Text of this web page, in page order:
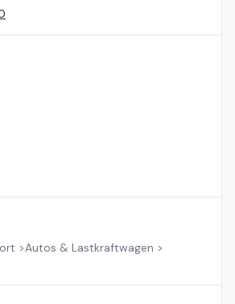
>Autos & Lastkraftwagen >